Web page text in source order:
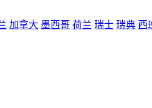
加拿大 墨西哥 荷兰 瑞士 瑞典 西